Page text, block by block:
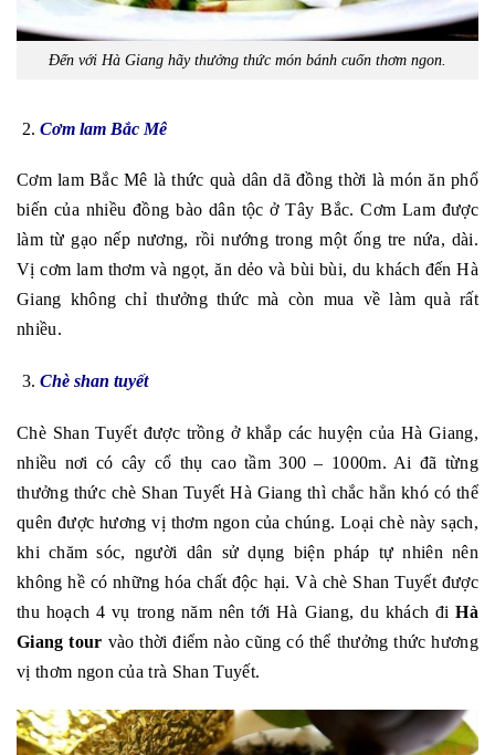
Đến với Hà Giang hãy thưởng thức món bánh cuốn thơm ngon.
Cơm lam Bắc Mê
Cơm lam Bắc Mê là thức quà dân dã đồng thời là món ăn phổ
biến của nhiều đồng bào dân tộc ở Tây Bắc. Cơm Lam được
làm từ gạo nếp nương, rồi nướng trong một ống tre nứa, dài.
Vị cơm lam thơm và ngọt, ăn dẻo và bùi bùi, du khách đến Hà
Giang không chỉ thưởng thức mà còn mua về làm quà rất
nhiều.
Chè shan tuyết
Chè Shan Tuyết được trồng ở khắp các huyện của Hà Giang,
nhiều nơi có cây cổ thụ cao tầm 300 – 1000m. Ai đã từng
thưởng thức chè Shan Tuyết Hà Giang thì chắc hẳn khó có thể
quên được hương vị thơm ngon của chúng. Loại chè này sạch,
khi chăm sóc, người dân sử dụng biện pháp tự nhiên nên
không hề có những hóa chất độc hại. Và chè Shan Tuyết được
thu hoạch 4 vụ trong năm nên tới Hà Giang, du khách điHà
Giang tour vào thời điểm nào cũng có thể thưởng thức hương
vị thơm ngon của trà Shan Tuyết.